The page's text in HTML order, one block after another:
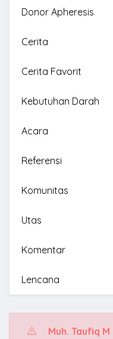
Donor Apheresis
Cerita
Cerita Favorit
Kebutuhan Darah
Acara
Referensi
Komunitas
Utas
Komentar
Lencana
Muh. Taufiq M